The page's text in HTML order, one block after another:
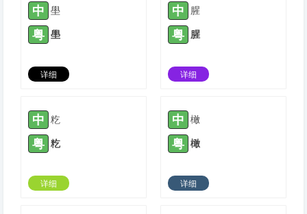
中 壆
粤 壆
详细
中 腥
粤 腥
详细
中 籺
粤 籺
详细
中 橄
粤 橄
详细